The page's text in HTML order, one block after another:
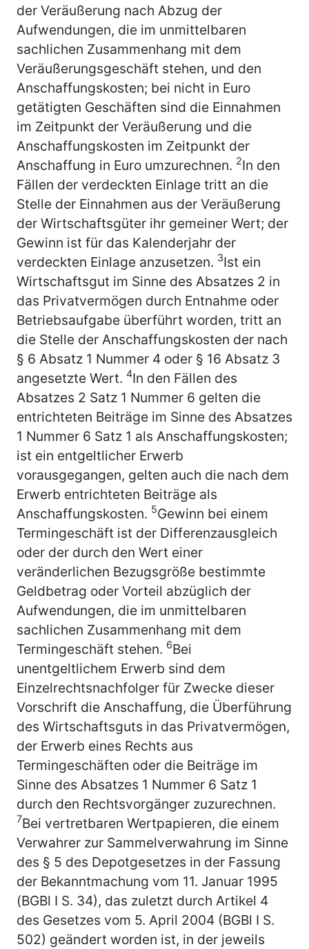
der Veräußerung nach Abzug der
Aufwendungen, die im unmittelbaren
sachlichen Zusammenhang mit dem
Veräußerungsgeschäft stehen, und den
Anschaffungskosten; bei nicht in Euro
getätigten Geschäften sind die Einnahmen
im Zeitpunkt der Veräußerung und die
Anschaffungskosten im Zeitpunkt der
Anschaffung in Euro umzurechnen. 2In den
Fällen der verdeckten Einlage tritt an die
Stelle der Einnahmen aus der Veräußerung
der Wirtschaftsgüter ihr gemeiner Wert; der
Gewinn ist für das Kalenderjahr der
verdeckten Einlage anzusetzen. 3Ist ein
Wirtschaftsgut im Sinne des Absatzes 2 in
das Privatvermögen durch Entnahme oder
Betriebsaufgabe überführt worden, tritt an
die Stelle der Anschaffungskosten der nach
§ 6 Absatz 1 Nummer 4 oder § 16 Absatz 3
angesetzte Wert. 4In den Fällen des
Absatzes 2 Satz 1 Nummer 6 gelten die
entrichteten Beiträge im Sinne des Absatzes
1 Nummer 6 Satz 1 als Anschaffungskosten;
ist ein entgeltlicher Erwerb
vorausgegangen, gelten auch die nach dem
Erwerb entrichteten Beiträge als
Anschaffungskosten. 5Gewinn bei einem
Termingeschäft ist der Differenzausgleich
oder der durch den Wert einer
veränderlichen Bezugsgröße bestimmte
Geldbetrag oder Vorteil abzüglich der
Aufwendungen, die im unmittelbaren
sachlichen Zusammenhang mit dem
Termingeschäft stehen. 6Bei
unentgeltlichem Erwerb sind dem
Einzelrechtsnachfolger für Zwecke dieser
Vorschrift die Anschaffung, die Überführung
des Wirtschaftsguts in das Privatvermögen,
der Erwerb eines Rechts aus
Termingeschäften oder die Beiträge im
Sinne des Absatzes 1 Nummer 6 Satz 1
durch den Rechtsvorgänger zuzurechnen.
7Bei vertretbaren Wertpapieren, die einem
Verwahrer zur Sammelverwahrung im Sinne
des § 5 des Depotgesetzes in der Fassung
der Bekanntmachung vom 11. Januar 1995
(BGBl I S. 34), das zuletzt durch Artikel 4
des Gesetzes vom 5. April 2004 (BGBl I S.
502) geändert worden ist, in der jeweils